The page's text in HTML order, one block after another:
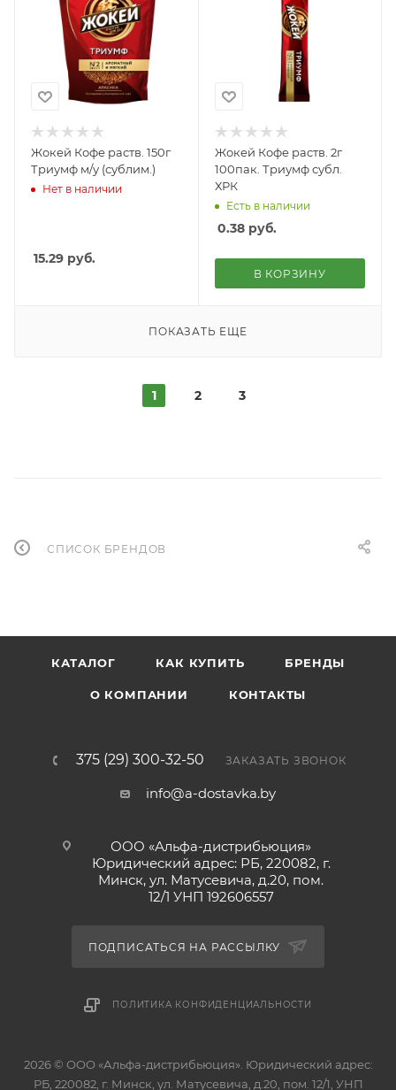
Жокей Кофе раств. 150г
Триумф м/у (сублим.)
Нет в наличии
15.29 руб.
Жокей Кофе раств. 2г
100пак. Триумф субл.
ХРК
Есть в наличии
0.38руб.
В КОРЗИНУ
ПОКАЗАТЬ ЕЩЕ
1 2 3
СПИСОК БРЕНДОВ
КАТАЛОГ КАК КУПИТЬ БРЕНДЫ
О КОМПАНИИ КОНТАКТЫ
375 (29) 300-32-50 ЗАКАЗАТЬ ЗВОНОК
info@a-dostavka.by
ООО «Альфа-дистрибьюция»
Юридический адрес: РБ, 220082, г.
Минск, ул. Матусевича, д.20, пом.
12/1 УНП 192606557
ПОДПИСАТЬСЯ НА РАССЫЛКУ
ПОЛИТИКА КОНФИДЕНЦИАЛЬНОСТИ
2026 © ООО «Альфа-дистрибьюция». Юридический адрес:
РБ, 220082, г. Минск, ул. Матусевича, д.20, пом. 12/1, УНП